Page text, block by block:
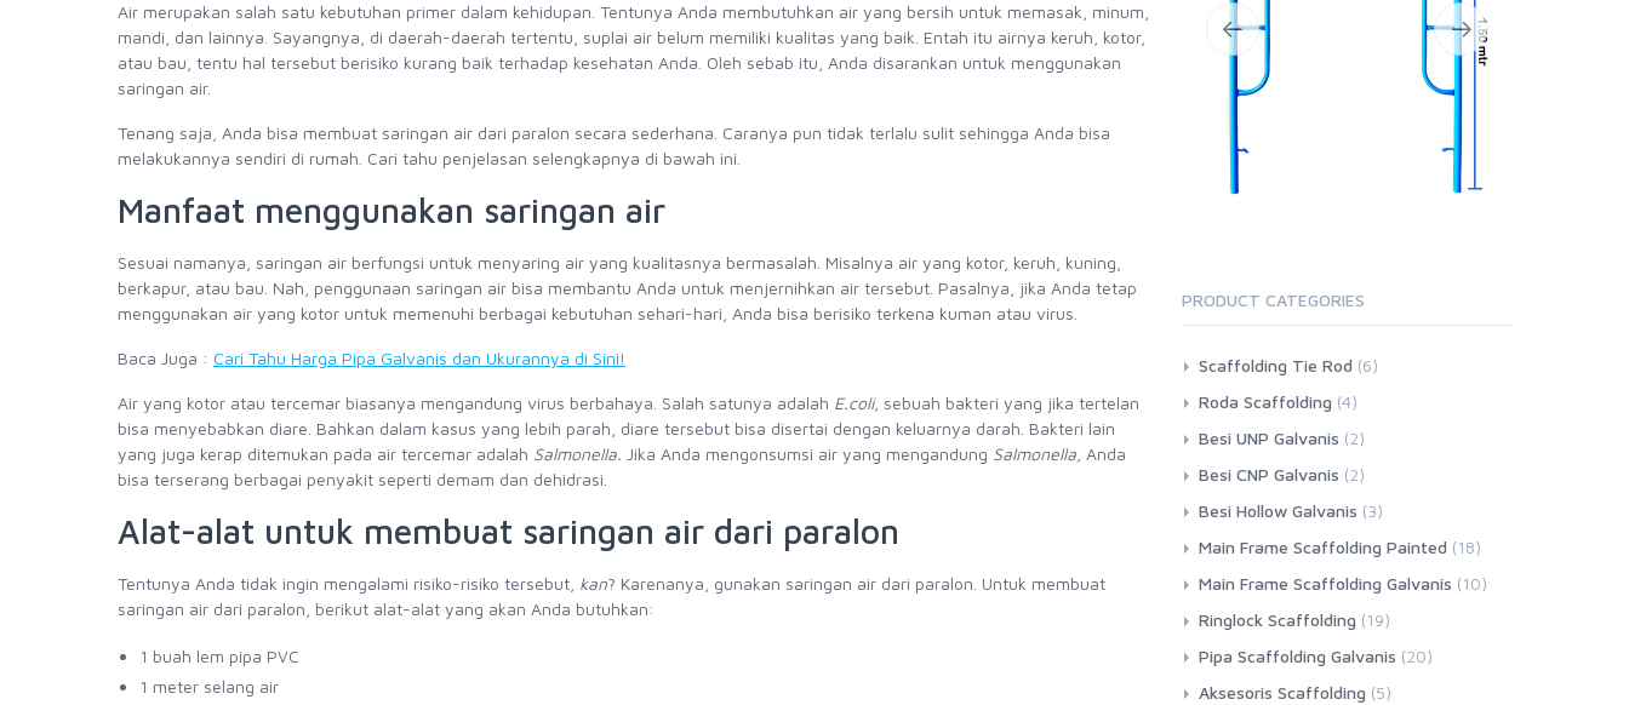
Air merupakan salah satu kebutuhan primer dalam kehidupan. Tentunya Anda membutuhkan air yang bersih untuk memasak, minum,
mandi, dan lainnya. Sayangnya, di daerah-daerah tertentu, suplai air belum memiliki kualitas yang baik. Entah itu airnya keruh, kotor,
atau bau, tentu hal tersebut berisiko kurang baik terhadap kesehatan Anda. Oleh sebab itu, Anda disarankan untuk menggunakan
saringan air.
Tenang saja, Anda bisa membuat saringan air dari paralon secara sederhana. Caranya pun tidak terlalu sulit sehingga Anda bisa
melakukannya sendiri di rumah. Cari tahu penjelasan selengkapnya di bawah ini.
Manfaat menggunakan saringan air
Sesuai namanya, saringan air berfungsi untuk menyaring air yang kualitasnya bermasalah. Misalnya air yang kotor, keruh, kuning,
berkapur, atau bau. Nah, penggunaan saringan air bisa membantu Anda untuk menjernihkan air tersebut. Pasalnya, jika Anda tetap
menggunakan air yang kotor untuk memenuhi berbagai kebutuhan sehari-hari, Anda bisa berisiko terkena kuman atau virus.
Baca Juga : Cari Tahu Harga Pipa Galvanis dan Ukurannya di Sini!
Air yang kotor atau tercemar biasanya mengandung virus berbahaya. Salah satunya adalah E.coli, sebuah bakteri yang jika tertelan
bisa menyebabkan diare. Bahkan dalam kasus yang lebih parah, diare tersebut bisa disertai dengan keluarnya darah. Bakteri lain
yang juga kerap ditemukan pada air tercemar adalah Salmonella. Jika Anda mengonsumsi air yang mengandung Salmonella, Anda
bisa terserang berbagai penyakit seperti demam dan dehidrasi.
Alat-alat untuk membuat saringan air dari paralon
Tentunya Anda tidak ingin mengalami risiko-risiko tersebut, kan? Karenanya, gunakan saringan air dari paralon. Untuk membuat
saringan air dari paralon, berikut alat-alat yang akan Anda butuhkan:
1 buah lem pipa PVC
1 meter selang air
PRODUCT CATEGORIES
Scaffolding Tie Rod (6)
Roda Scaffolding (4)
Besi UNP Galvanis (2)
Besi CNP Galvanis (2)
Besi Hollow Galvanis (3)
Main Frame Scaffolding Painted (18)
Main Frame Scaffolding Galvanis (10)
Ringlock Scaffolding (19)
Pipa Scaffolding Galvanis (20)
Aksesoris Scaffolding (5)